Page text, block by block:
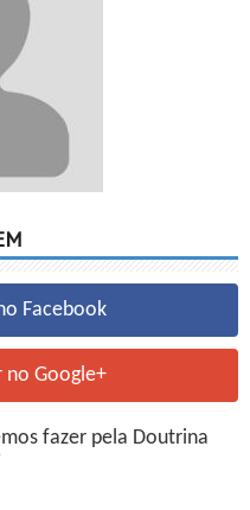
Facebook
Google+
fazer pela Doutrina